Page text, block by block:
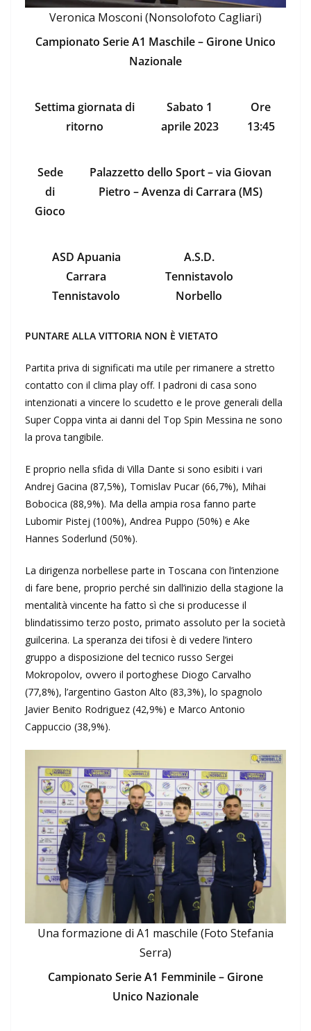
Veronica Mosconi (Nonsolofoto Cagliari)
Campionato Serie A1 Maschile – Girone Unico
Nazionale
Settima giornata di
ritorno
Sabato 1
aprile 2023
Ore
13:45
Sede
di
Gioco
Palazzetto dello Sport – via Giovan
Pietro – Avenza di Carrara (MS)
ASD Apuania
Carrara
Tennistavolo
A.S.D.
Tennistavolo
Norbello
PUNTARE ALLA VITTORIA NON È VIETATO
Partita priva di significati ma utile per rimanere a stretto
contatto con il clima play off. I padroni di casa sono
intenzionati a vincere lo scudetto e le prove generali della
Super Coppa vinta ai danni del Top Spin Messina ne sono
la prova tangibile.
E proprio nella sfida di Villa Dante si sono esibiti i vari
Andrej Gacina (87,5%), Tomislav Pucar (66,7%), Mihai
Bobocica (88,9%). Ma della ampia rosa fanno parte
Lubomir Pistej (100%), Andrea Puppo (50%) e Ake
Hannes Soderlund (50%).
La dirigenza norbellese parte in Toscana con l’intenzione
di fare bene, proprio perché sin dall’inizio della stagione la
mentalità vincente ha fatto sì che si producesse il
blindatissimo terzo posto, primato assoluto per la società
guilcerina. La speranza dei tifosi è di vedere l’intero
gruppo a disposizione del tecnico russo Sergei
Mokropolov, ovvero il portoghese Diogo Carvalho
(77,8%), l’argentino Gaston Alto (83,3%), lo spagnolo
Javier Benito Rodriguez (42,9%) e Marco Antonio
Cappuccio (38,9%).
Una formazione di A1 maschile (Foto Stefania
Serra)
Campionato Serie A1 Femminile – Girone
Unico Nazionale